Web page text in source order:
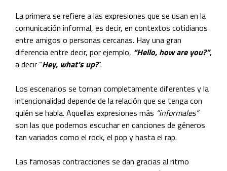
La primera se refiere a las expresiones que se usan en la
comunicación informal, es decir, en contextos cotidianos
entre amigos o personas cercanas. Hay una gran
diferencia entre decir, por ejemplo, “Hello, how are you?”,
a decir “Hey, what’s up?“.
Los escenarios se tornan completamente diferentes y la
intencionalidad depende de la relación que se tenga con
quién se habla. Aquellas expresiones más “informales”
son las que podemos escuchar en canciones de géneros
tan variados como el rock, el pop y hasta el rap.
Las famosas contracciones se dan gracias al ritmo